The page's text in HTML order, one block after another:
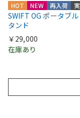
HOT NEW 再入荷
SWIFT OG ポータブ
タンド
￥29,000
在庫あり